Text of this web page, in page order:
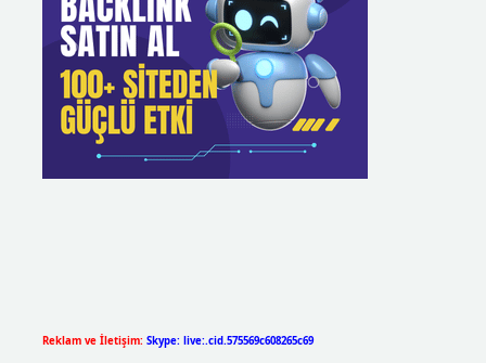
Reklam ve İletişim: Skype: live:.cid.575569c608265c69